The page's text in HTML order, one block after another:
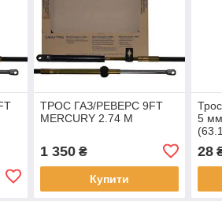
ТРОС ГАЗ/РЕВЕРС 9FT
MERCURY 2.74 М
1 350₴
Купити
5
28